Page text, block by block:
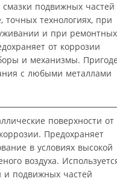
смазки подвижных частей
точных технологиях, при
и при ремонтных
от коррозии
и механизмы.
с любыми металлами
поверхности от
Предохраняет
в условиях высокой
воздуха.
и подвижных частей